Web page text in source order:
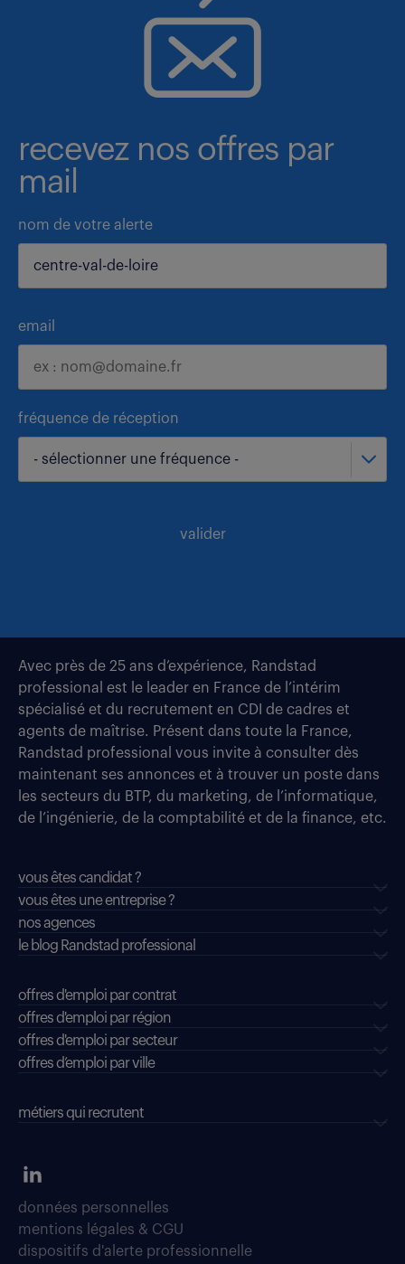
recevez nos offres par
mail
nom de votre alerte
email
fréquence de réception
- sélectionner une fréquence -
valider
Avec près de 25 ans d’expérience, Randstad
professional est le leader en France de l’intérim
spécialisé et du recrutement en CDI de cadres et
agents de maîtrise. Présent dans toute la France,
Randstad professional vous invite à consulter dès
maintenant ses annonces et à trouver un poste dans
les secteurs du BTP, du marketing, de l’informatique,
de l’ingénierie, de la comptabilité et de la finance, etc.
vous êtes candidat ?
vous êtes une entreprise ?
nos agences
le blog Randstad professional
offres d'emploi par contrat
offres d'emploi par région
offres d'emploi par secteur
offres d’emploi par ville
métiers qui recrutent
données personnelles
mentions légales & CGU
dispositifs d'alerte professionnelle